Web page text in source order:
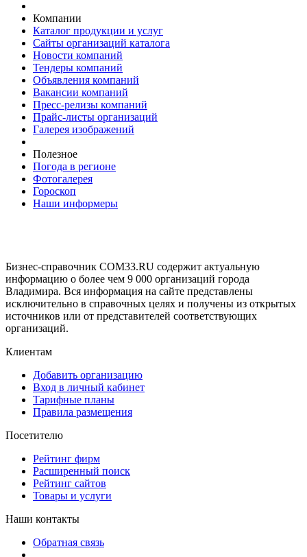
Компании
Каталог продукции и услуг
Сайты организаций каталога
Новости компаний
Тендеры компаний
Объявления компаний
Вакансии компаний
Пресс-релизы компаний
Прайс-листы организаций
Галерея изображений
Полезное
Погода в регионе
Фотогалерея
Гороскоп
Наши информеры
Бизнес-справочник COM33.RU содержит актуальную
информацию о более чем 9 000 организаций города
Владимира. Вся информация на сайте представлены
исключительно в справочных целях и получены из открытых
источников или от представителей соответствующих
организаций.
Клиентам
Добавить организацию
Вход в личный кабинет
Тарифные планы
Правила размещения
Посетителю
Рейтинг фирм
Расширенный поиск
Рейтинг сайтов
Товары и услуги
Наши контакты
Обратная связь